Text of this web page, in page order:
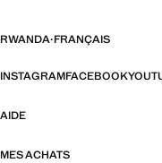
RWANDA·FRANÇAIS
INSTAGRAMFACEBOOK
AIDE
MES ACHATS